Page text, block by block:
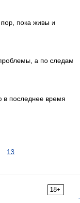
пока живы и
а по следам
в последнее время
13
18+